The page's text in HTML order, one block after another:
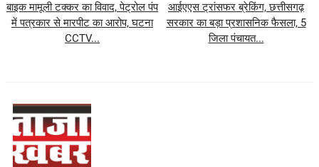
बाइक मामूली टक्कर का विवाद, पेट्रोल पंप
में पत्रकार से मारपीट का आरोप, घटना
CCTV...
आईएएस ट्रांसफर ब्रेकिंग, छत्तीसगढ़
सरकार का बड़ा प्रशासनिक फैसला, 5
जिला पंचायत...